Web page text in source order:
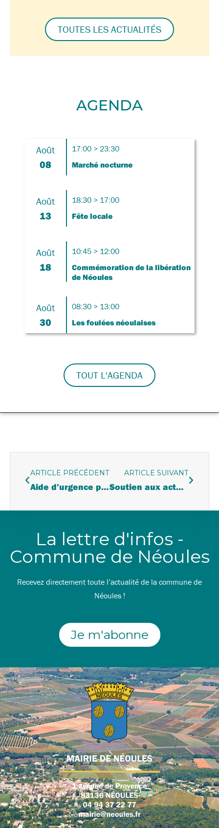
TOUTES LES ACTUALITÉS
AGENDA
Août
08
17:00 > 23:30
Marché nocturne
Août
13
18:30 > 17:00
Fête locale
Août
18
10:45 > 12:00
Commémoration de la libération
de Néoules
Août
30
08:30 > 13:00
Les foulées néoulaises
TOUT L'AGENDA
ARTICLE PRÉCÉDENT
Aide d’urgence pour les victimes de violences conjugales et pack nouveau départ
ARTICLE SUIVANT
Soutien aux acteurs socio-sportifs et performance sociale : l’appel à projets « Impact 2024 »
La lettre d'infos -
Commune de Néoules
Recevez directement toute l’actualité de la commune de
Néoules !
Je m'abonne